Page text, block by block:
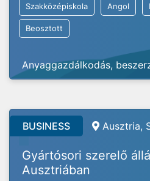
Szakközépiskola Angol
Beosztott
Anyaggazdálkodás,
BUSINESS Ausztria,
Gyártósori szerelő
Ausztriában